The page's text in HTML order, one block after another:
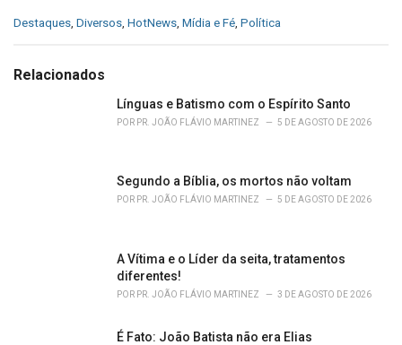
C
e
Destaques, Diversos, HotNews, Mídia e Fé, Política
Relacionados
Línguas e Batismo com o Espírito Santo
POR PR. JOÃO FLÁVIO MARTINEZ 5 DE AGOSTO DE 2026
Segundo a Bíblia, os mortos não voltam
POR PR. JOÃO FLÁVIO MARTINEZ 5 DE AGOSTO DE 2026
A Vítima e o Líder da seita, tratamentos
diferentes!
POR PR. JOÃO FLÁVIO MARTINEZ 3 DE AGOSTO DE 2026
É Fato: João Batista não era Elias